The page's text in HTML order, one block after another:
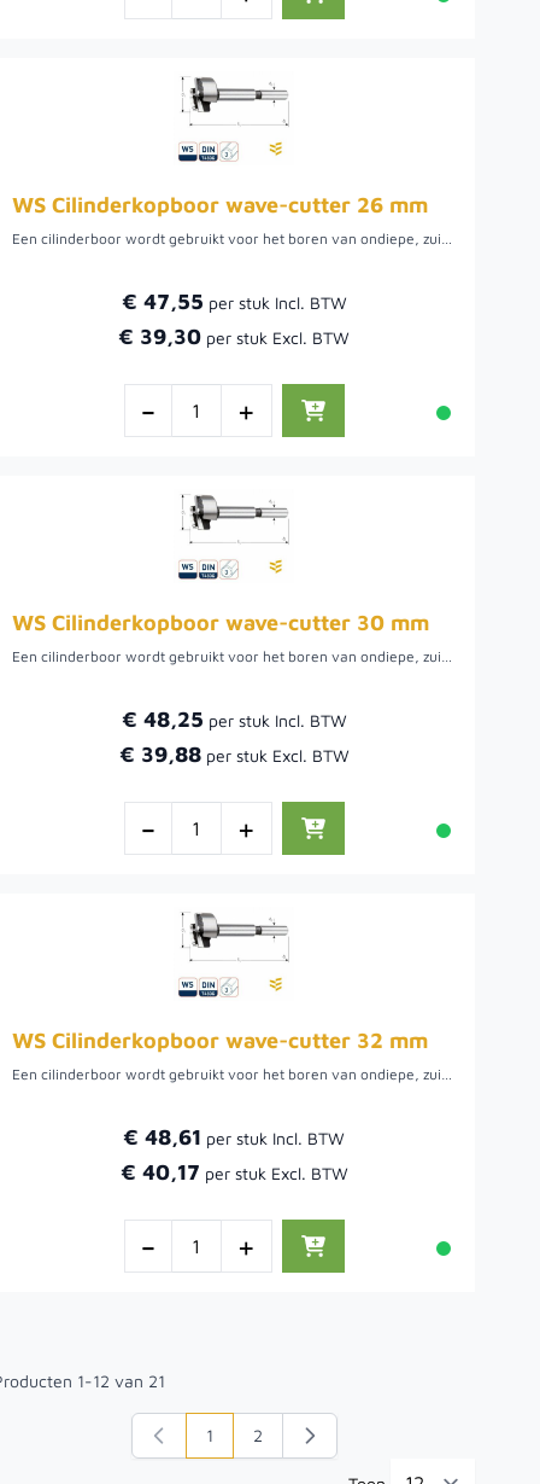
WS Cilinderkopboor wave-cutter 26 mm
Een cilinderboor wordt gebruikt voor het boren van ondiepe, zuiver ronde gaten met een vlakke bodem, bijvoorbeeld om een keukenkastscharnier in een kastdeur te kunnen verzinken. Boor met hoge snelheid en veel druk. Verkrijgbaar in diverse diameters.
€ 47,55
€ 39,30
- +
WS Cilinderkopboor wave-cutter 30 mm
Een cilinderboor wordt gebruikt voor het boren van ondiepe, zuiver ronde gaten met een vlakke bodem, bijvoorbeeld om een keukenkastscharnier in een kastdeur te kunnen verzinken. Boor met hoge snelheid en veel druk. Verkrijgbaar in diverse diameters.
€ 48,25
€ 39,88
- +
WS Cilinderkopboor wave-cutter 32 mm
Een cilinderboor wordt gebruikt voor het boren van ondiepe, zuiver ronde gaten met een vlakke bodem, bijvoorbeeld om een keukenkastscharnier in een kastdeur te kunnen verzinken. Boor met hoge snelheid en veel druk. Verkrijgbaar in diverse diameters.
€ 48,61
€ 40,17
- +
1-12 van 21
U lees momenteel pagina
1 Pagina
2